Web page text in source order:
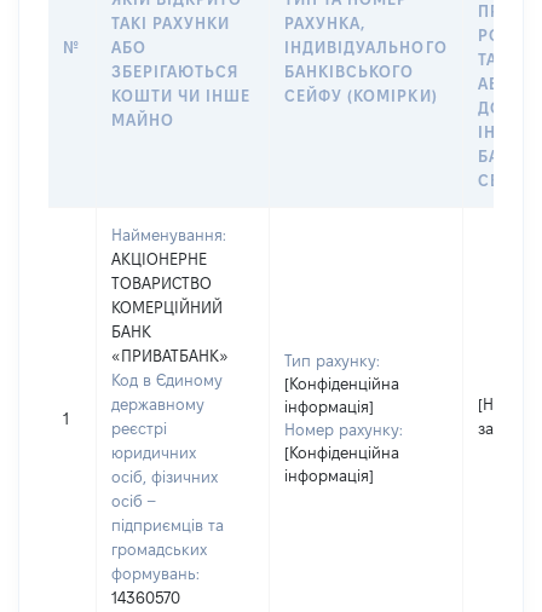
№
ТАКІ РАХУНКИ
АБО
ЗБЕРІГАЮТЬСЯ
КОШТИ ЧИ ІНШЕ
МАЙНО
РАХУНКА,
ІНДИВІДУАЛЬНОГО
БАНКІВСЬКОГО
СЕЙФУ (КОМІРКИ)
ПРАВО
ТАКИМ
АБО
ДО
СЕЙФУ
1
Найменування:
АКЦІОНЕРНЕ
ТОВАРИСТВО
КОМЕРЦІЙНИЙ
БАНК
«ПРИВАТБАНК»
Код в Єдиному
державному
реєстрі
юридичних
осіб, фізичних
осіб –
підприємців та
громадських
формувань:
14360570
Тип рахунку:
[Конфіденційна
інформація]
Номер рахунку:
[Конфіденційна
інформація]
[Не